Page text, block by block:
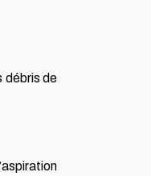
débris de